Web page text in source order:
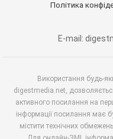
Політика
E-mail:
Використання будь-
digestmedia.net,
активного посилання на
інформації посилання має
містити технічних